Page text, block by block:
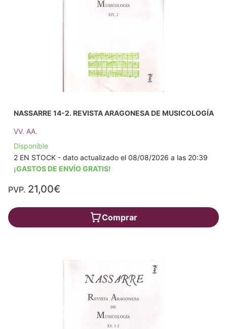
NASSARRE 14-2. REVISTA ARAGONESA DE MUSICOLOGÍA
VV. AA.
Disponible
2 EN STOCK - dato actualizado el 08/08/2026 a las 20:39
¡GASTOS DE ENVÍO GRATIS!
PVP. 21,00€
Comprar